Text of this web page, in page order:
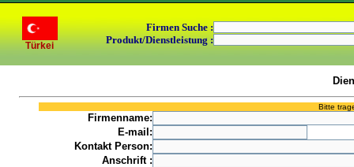
Türkei
Firmen Suche :
Produkt/Dienstleistung :
Bitte
Firmenname:
E-mail:
Kontakt Person:
Anschrift :